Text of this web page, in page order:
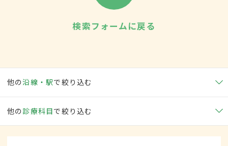
検索フォームに戻る
他の沿線・駅で絞り込む
他の 診療科目で絞り込む